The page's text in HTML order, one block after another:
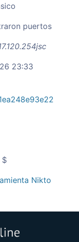
puertos
23:33
$
Nikto